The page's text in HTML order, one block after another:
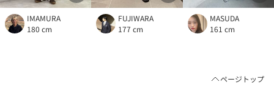
IMAMURA
180 cm
FUJIWARA
177 cm
MASUDA
161 cm
ページトップ